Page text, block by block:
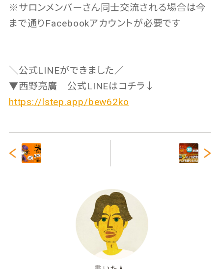
※サロンメンバーさん同士交流される場合は今
まで通りFacebookアカウントが必要です
＼公式LINEができました／
▼西野亮廣 公式LINEはコチラ↓
https://lstep.app/bew62ko